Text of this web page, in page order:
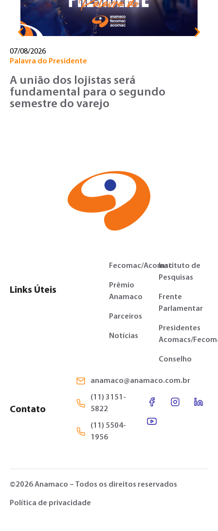
07/08/2026
Palavra do Presidente
A união dos lojistas será
fundamental para o segundo
semestre do varejo
Links Úteis
Fecomac/Acomac
Prêmio
Anamaco
Parceiros
Notícias
Instituto de
Pesquisas
Frente
Parlamentar
Presidentes
Acomacs/
Conselho
Contato
anamaco@anamaco.com.br
(11) 3151-
5822
(11) 5504-
1956
©2026 Anamaco – Todos os direitos reservados
Política de privacidade